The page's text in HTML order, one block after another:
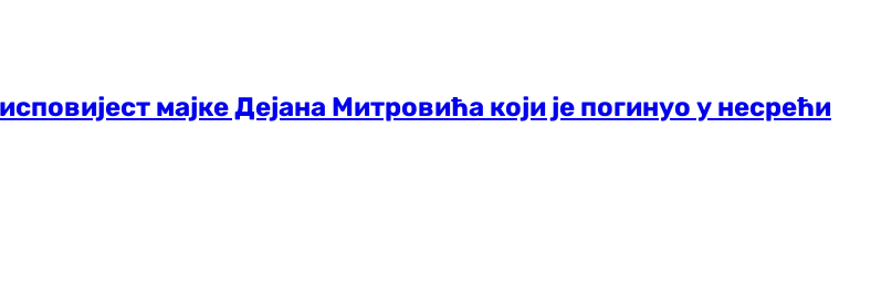
мајке Дејана Митровића који је погинуо у несрећи